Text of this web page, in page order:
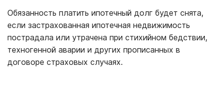
Обязанность платить ипотечный долг будет снята,
если застрахованная ипотечная недвижимость
пострадала или утрачена при стихийном бедствии,
техногенной аварии и других прописанных в
договоре страховых случаях.